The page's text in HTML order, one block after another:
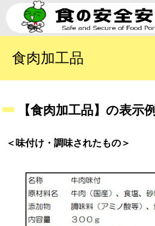
食肉加工品
【食肉加工品】の表示例
＜味付け・調味されたもの＞